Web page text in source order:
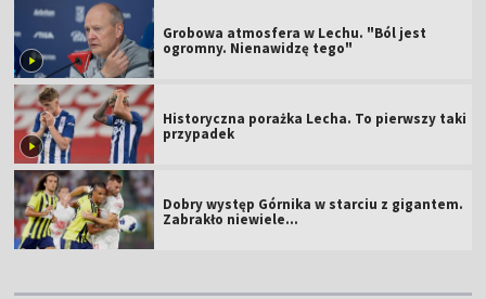
Grobowa atmosfera w Lechu. "Ból jest
ogromny. Nienawidzę tego"
Historyczna porażka Lecha. To pierwszy taki
przypadek
Dobry występ Górnika w starciu z gigantem.
Zabrakło niewiele...